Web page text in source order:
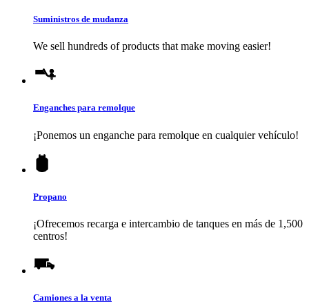
Suministros de mudanza
We sell hundreds of products that make moving easier!
Enganches para remolque
¡Ponemos un enganche para remolque en cualquier vehículo!
Propano
¡Ofrecemos recarga e intercambio de tanques en más de 1,500
centros!
Camiones a la venta